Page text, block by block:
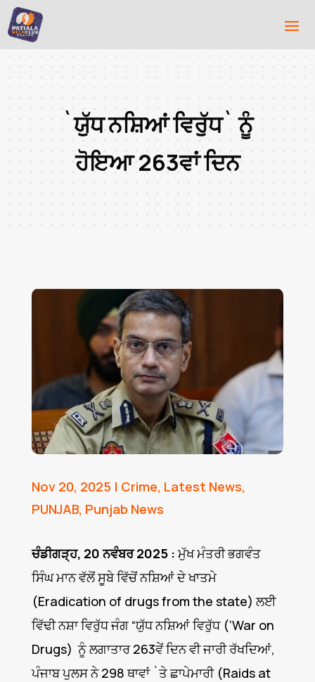
`ਯੁੱਧ ਨਸ਼ਿਆਂ ਵਿਰੁੱਧ` ਨੂੰ
ਹੋਇਆ 263ਵਾਂ ਦਿਨ
Nov 20, 2025 | Crime, Latest News,
PUNJAB, Punjab News
ਚੰਡੀਗੜ੍ਹ, 20 ਨਵੰਬਰ 2025 : ਮੁੱਖ ਮੰਤਰੀ ਭਗਵੰਤ
ਸਿੰਘ ਮਾਨ ਵੱਲੋਂ ਸੂਬੇ ਵਿੱਚੋਂ ਨਸ਼ਿਆਂ ਦੇ ਖਾਤਮੇ
(Eradication of drugs from the state) ਲਈ
ਵਿੱਢੀ ਨਸ਼ਾ ਵਿਰੁੱਧ ਜੰਗ “ਯੁੱਧ ਨਸ਼ਿਆਂ ਵਿਰੁੱਧ (‘War on
Drugs) ਨੂੰ ਲਗਾਤਾਰ 263ਵੇਂ ਦਿਨ ਵੀ ਜਾਰੀ ਰੱਖਦਿਆਂ,
ਪੰਜਾਬ ਪੁਲਸ ਨੇ 298 ਥਾਵਾਂ `ਤੇ ਛਾਪੇਮਾਰੀ (Raids at